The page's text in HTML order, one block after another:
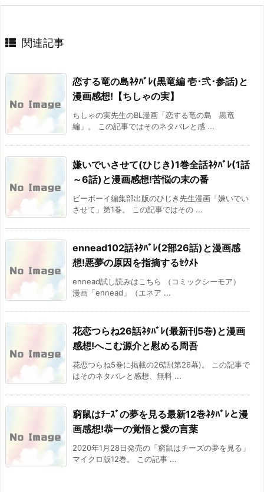
関連記事
恋する竜の島ﾈﾀﾊﾞﾚ(黒竜編 壱･弐･参話)と
漫画感想!【ちしゃの実】
ちしゃの実先生のBL漫画「恋する竜の島 黒竜
編」。 この記事ではそのネタバレと感 ...
嫌いでいさせて(ひじき)1巻全話ﾈﾀﾊﾞﾚ(1話
～6話)と漫画感想!苦悩の末の番
ビーボーイ編集部出版のひじき先生漫画「嫌いでい
させて」第1巻。 この記事ではその ...
ennead102話ﾈﾀﾊﾞﾚ(2部26話)と漫画感
想!悪夢の原因を指摘するｾｸﾒﾄ
ennead試し読みはこちら （コミックシーモア）
漫画「ennead」（エネア ...
花恋つらね26話ﾈﾀﾊﾞﾚ(最新刊5巻)と漫画
感想!へこむ源介と慰める周吾
花恋つらね5巻に掲載の26話(第26幕)。 この記事で
はそのネタバレと感想、無料 ...
窮鼠はﾁｰｽﾞの夢を見る最新12巻ﾈﾀﾊﾞﾚと漫
画感想!恭一の覚悟と愛の言葉
2020年1月28日発売の「窮鼠はチーズの夢を見る」
マイクロ版12巻。 この記事 ...